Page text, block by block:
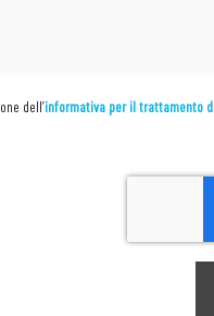
dell’informativa per il trattamento